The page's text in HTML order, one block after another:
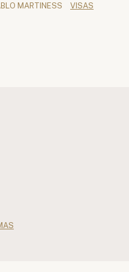
MARTINESS
VISAS